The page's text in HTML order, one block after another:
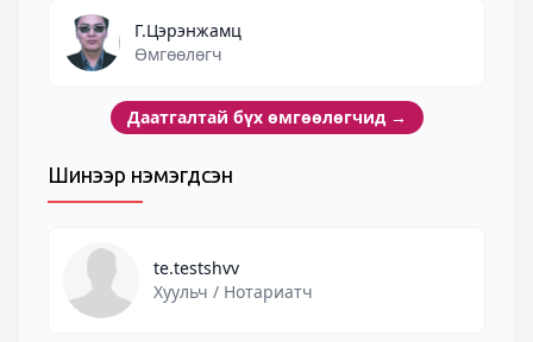
Г.Цэрэнжамц
Өмгөөлөгч
Даатгалтай бүх өмгөөлөгчид →
Шинээр нэмэгдсэн
te.testshvv
Хуульч / Нотариатч